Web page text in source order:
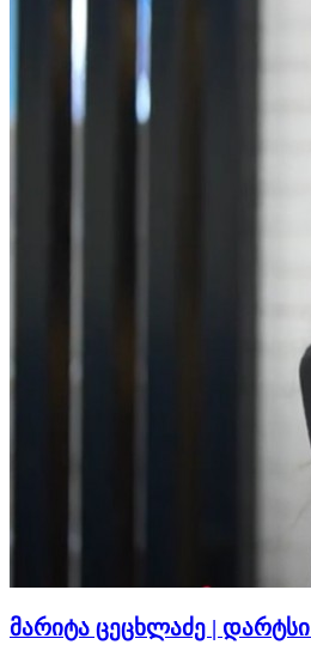
მარიტა ცეცხლაძე | დარტსი